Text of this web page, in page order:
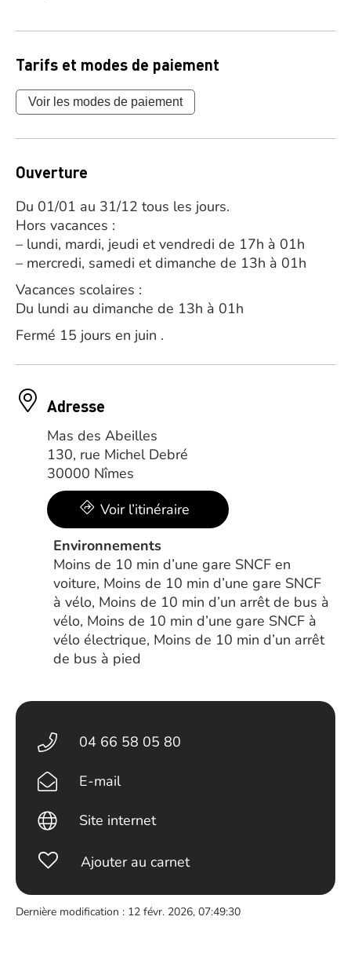
Tarifs et modes de paiement
Voir les modes de paiement
Ouverture
Du 01/01 au 31/12 tous les jours.
Hors vacances :
– lundi, mardi, jeudi et vendredi de 17h à 01h
– mercredi, samedi et dimanche de 13h à 01h
Vacances scolaires :
Du lundi au dimanche de 13h à 01h
Fermé 15 jours en juin .
Adresse
Mas des Abeilles
130, rue Michel Debré
30000 Nîmes
Voir l’itinéraire
Environnements
Moins de 10 min d’une gare SNCF en
voiture, Moins de 10 min d’une gare SNCF
à vélo, Moins de 10 min d’un arrêt de bus à
vélo, Moins de 10 min d’une gare SNCF à
vélo électrique, Moins de 10 min d’un arrêt
de bus à pied
04 66 58 05 80
E-mail
Site internet
Ajouter au carnet
Dernière modification : 12 févr. 2026, 07:49:30